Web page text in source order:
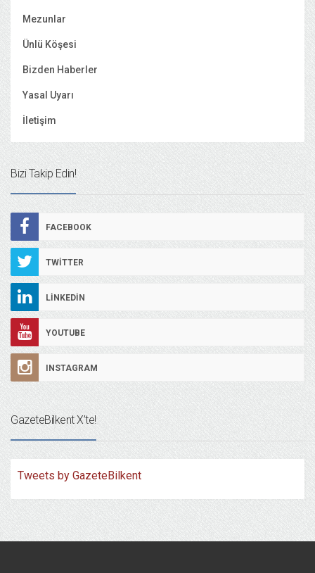
Mezunlar
Ünlü Köşesi
Bizden Haberler
Yasal Uyarı
İletişim
Bizi Takip Edin!
FACEBOOK
TWITTER
LINKEDIN
YOUTUBE
INSTAGRAM
GazeteBilkent X’te!
Tweets by GazeteBilkent